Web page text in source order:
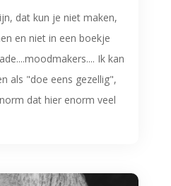
dat kun je niet maken,
en niet in een boekje
Ik kan
als "doe eens gezellig",
dat hier enorm veel